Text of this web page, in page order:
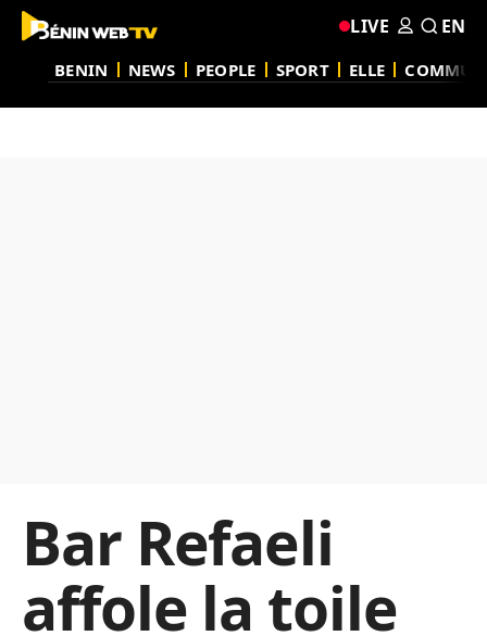
BENIN NEWS PEOPLE SPORT ELLE
LIVE EN
Bar Refaeli
affole la toile